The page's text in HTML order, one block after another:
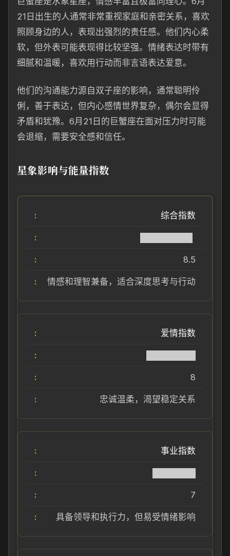
21日出生的人通常非常重视家庭和亲密关系，喜欢
照顾身边的人，表现出强烈的责任感。他们内心柔
软，但外表可能表现得比较坚强。情绪表达时带有
细腻和温暖，喜欢用行动而非言语表达爱意。
他们的沟通能力源自双子座的影响，通常聪明伶
俐，善于表达，但内心感情世界复杂，偶尔会显得
矛盾和犹豫。6月21日的巨蟹座在面对压力时可能
会退缩，需要安全感和信任。
星象影响与能量指数
综合指数
8.5
情感和理智兼备，适合深度思考与行动
爱情指数
8
忠诚温柔，渴望稳定关系
事业指数
7
具备领导和执行力，但易受情绪影响